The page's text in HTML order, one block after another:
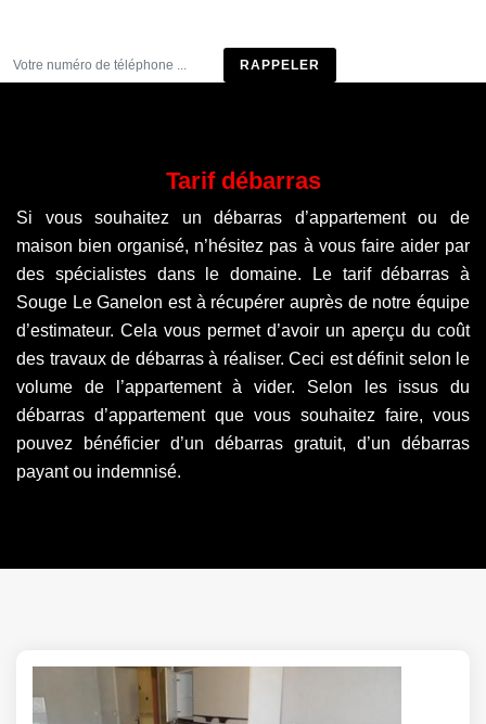
Tarif débarras
Si vous souhaitez un débarras d’appartement ou de
maison bien organisé, n’hésitez pas à vous faire aider par
des spécialistes dans le domaine. Le tarif débarras à
Souge Le Ganelon est à récupérer auprès de notre équipe
d’estimateur. Cela vous permet d’avoir un aperçu du coût
des travaux de débarras à réaliser. Ceci est définit selon le
volume de l’appartement à vider. Selon les issus du
débarras d’appartement que vous souhaitez faire, vous
pouvez bénéficier d’un débarras gratuit, d’un débarras
payant ou indemnisé.